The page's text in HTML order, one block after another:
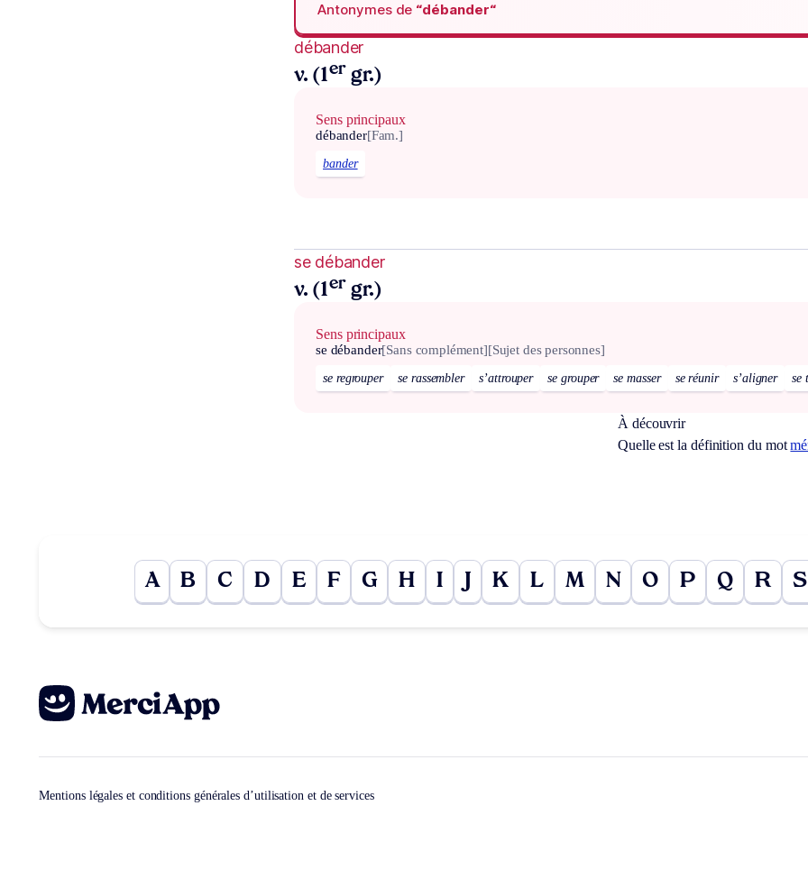
Antonymes de “débander“
débander
v. (1er gr.)
Sens principaux
débander[Fam.]
bander
se débander
v. (1er gr.)
Sens principaux
se débander[Sans complément][Sujet des personnes]
se regrouper se rassembler s’attrouper se grouper se masser se réunir s’aligner se
À découvrir
Quelle est la définition du mot
A B C D E F G H I J K L M N O P Q R S
Mentions légales et conditions générales d’utilisation et de services